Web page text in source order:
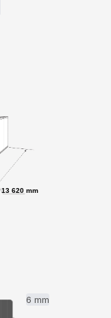
13 620 mm
6 mm